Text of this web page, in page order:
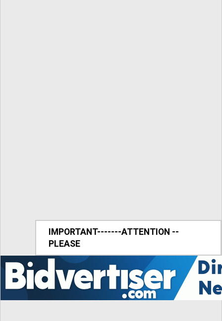
IMPORTANT-------ATTENTION --
PLEASE